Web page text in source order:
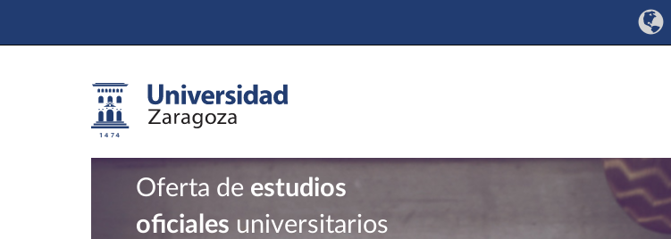
Oferta de estudios
oficiales universitarios